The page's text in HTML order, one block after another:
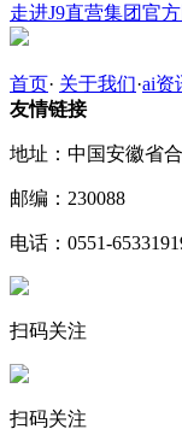
走进J9直营集团官
首页· 关于我们·ai资
友情链接
地址：中国安徽省
邮编：230088
电话：0551-
扫码关注
扫码关注